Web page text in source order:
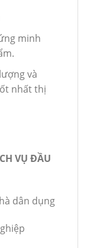
minh
và
nhất thị
VỤ ĐẦU
dân dụng